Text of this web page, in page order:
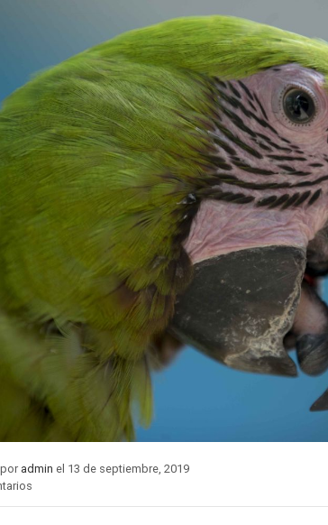
admin el 13 de septiembre, 2019